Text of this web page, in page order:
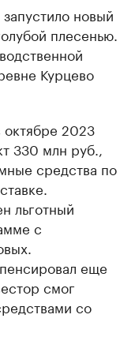
новый
плесенью.
Курцево
октябре 2023
330 млн руб.,
средства по
льготный
с
еще
смог
со